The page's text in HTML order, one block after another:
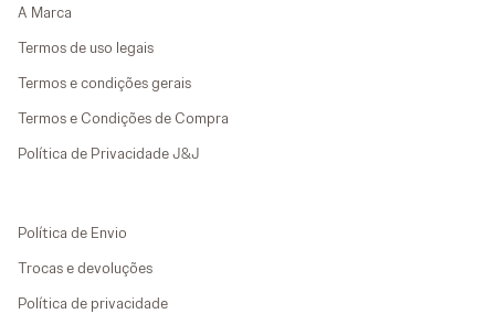
A Marca
Termos de uso legais
Termos e condições gerais
Termos e Condições de Compra
Política de Privacidade J&J
Política de Envio
Trocas e devoluções
Política de privacidade